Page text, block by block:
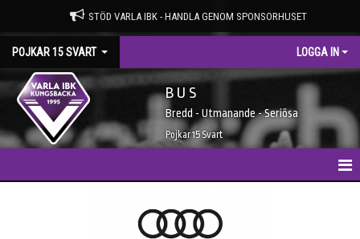
STÖD VARLA IBK - HANDLA GENOM SPONSORHUSET
POJKAR 15 SVART LOGGA IN
B U S
Bredd - Utmanande - Seriösa
Pojkar 15 Svart